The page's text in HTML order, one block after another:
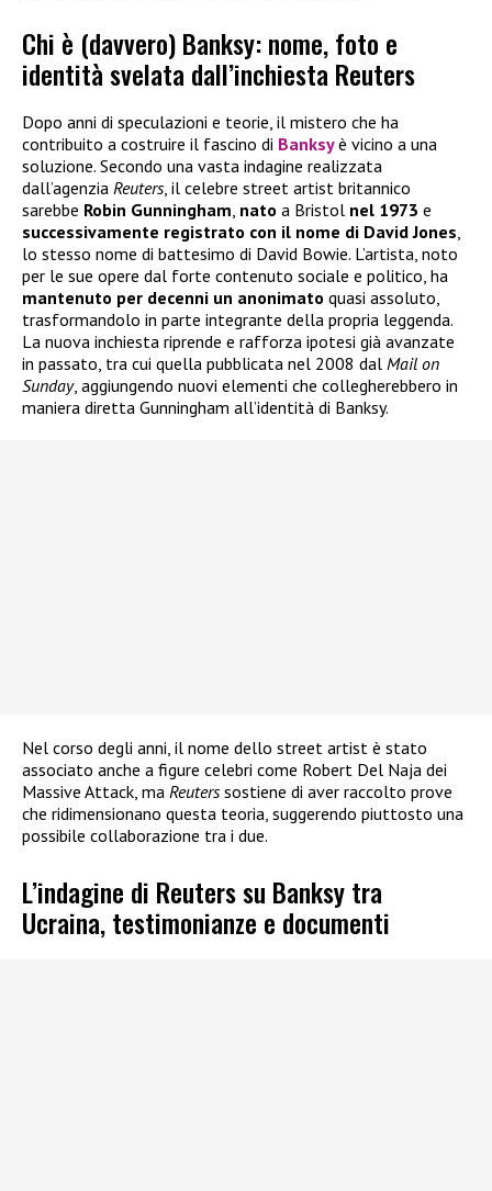
Chi è (davvero) Banksy: nome, foto e
identità svelata dall’inchiesta Reuters
Dopo anni di speculazioni e teorie, il mistero che ha
contribuito a costruire il fascino di Banksyè vicino a una
soluzione. Secondo una vasta indagine realizzata
dall’agenzia Reuters, il celebre street artist britannico
sarebbe Robin Gunningham, nato a Bristol nel 1973 e
successivamente registrato con il nome di David Jones,
lo stesso nome di battesimo di David Bowie. L’artista, noto
per le sue opere dal forte contenuto sociale e politico, ha
mantenuto per decenni un anonimato quasi assoluto,
trasformandolo in parte integrante della propria leggenda.
La nuova inchiesta riprende e rafforza ipotesi già avanzate
in passato, tra cui quella pubblicata nel 2008 dal Mail on
Sunday, aggiungendo nuovi elementi che collegherebbero in
maniera diretta Gunningham all’identità di Banksy.
Nel corso degli anni, il nome dello street artist è stato
associato anche a figure celebri come Robert Del Naja dei
Massive Attack, ma Reuterssostiene di aver raccolto prove
che ridimensionano questa teoria, suggerendo piuttosto una
possibile collaborazione tra i due.
L’indagine di Reuters su Banksy tra
Ucraina, testimonianze e documenti